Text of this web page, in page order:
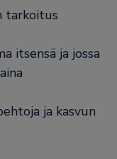
tarkoitus
itsensä ja jossa
ja kasvun